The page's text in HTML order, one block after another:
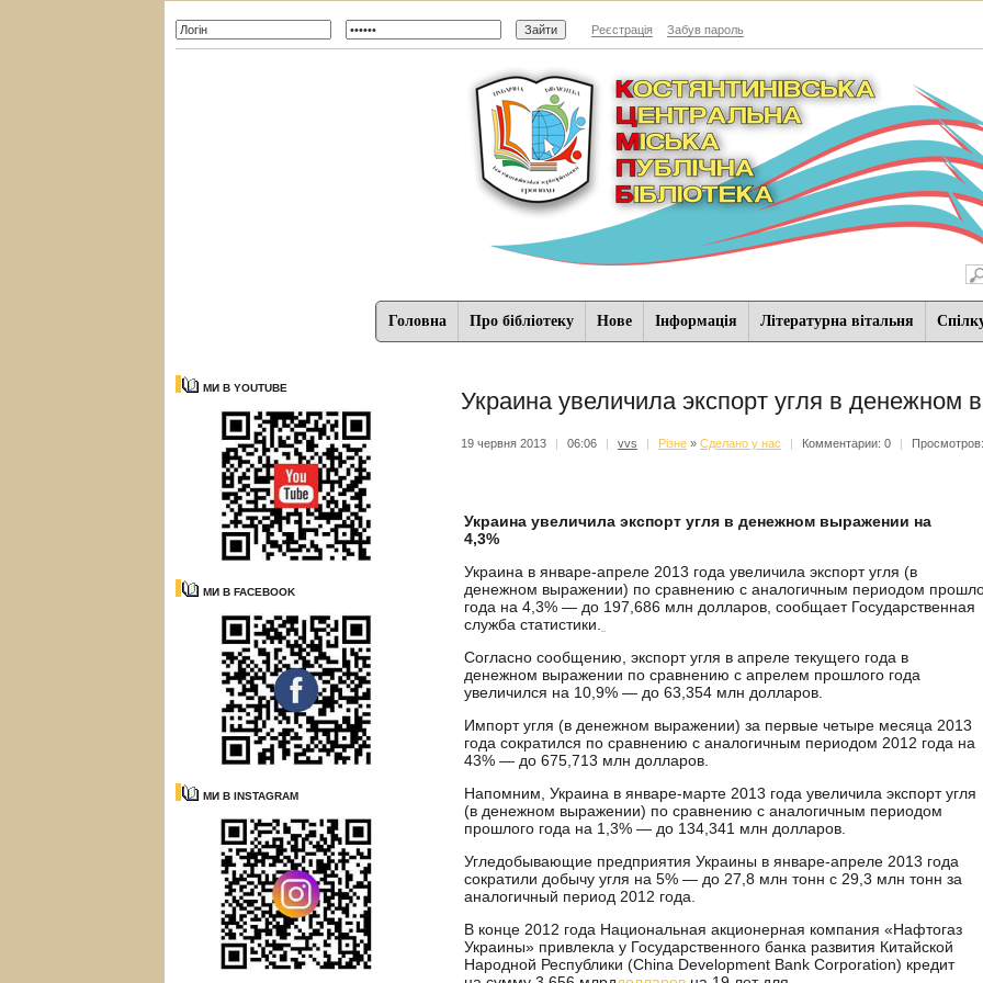
Реєстрація Забув пароль
Головна Про бібліотеку Нове Iнформацiя Літературна вітальня
МИ В YOUTUBE
МИ В FACEBOOK
МИ В INSTAGRAM
Украина увеличила экспорт угля в денежном
19 червня 2013 | 06:06 | vvs | Різне » Сделано у нас | Комментарии: 0 |
Украина увеличила экспорт угля в денежном выражении на
4,3%
Украина в январе-апреле 2013 года увеличила экспорт угля (в
денежном выражении) по сравнению с аналогичным периодом
года на 4,3% — до 197,686 млн долларов, сообщает Государственная
служба статистики.
Согласно сообщению, экспорт угля в апреле текущего года в
денежном выражении по сравнению с апрелем прошлого года
увеличился на 10,9% — до 63,354 млн долларов.
Импорт угля (в денежном выражении) за первые четыре месяца 2013
года сократился по сравнению с аналогичным периодом 2012 года на
43% — до 675,713 млн долларов.
Напомним, Украина в январе-марте 2013 года увеличила экспорт угля
(в денежном выражении) по сравнению с аналогичным периодом
прошлого года на 1,3% — до 134,341 млн долларов.
Угледобывающие предприятия Украины в январе-апреле 2013 года
сократили добычу угля на 5% — до 27,8 млн тонн с 29,3 млн тонн за
аналогичный период 2012 года.
В конце 2012 года Национальная акционерная компания «Нафтогаз
Украины» привлекла у Государственного банка развития Китайской
Народной Республики (China Development Bank Corporation) кредит